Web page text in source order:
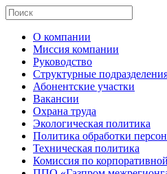
О компании
Миссия компании
Руководство
Структурные
Абонентские участки
Вакансии
Охрана труда
Экологическая политика
Политика обработки
Техническая политика
Комиссия по